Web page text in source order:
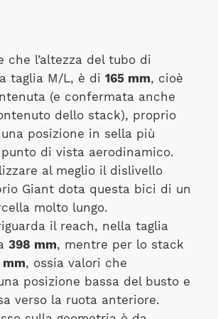
che l’altezza del tubo di
taglia M/L, è di 165 mm, cioè
(e confermata anche
dello stack), proprio
posizione in sella più
di vista aerodinamico.
al meglio il dislivello
Giant dota questa bici di un
molto lungo.
il reach, nella taglia
398 mm, mentre per lo stack
mm, ossia valori che
posizione bassa del busto e
verso la ruota anteriore.